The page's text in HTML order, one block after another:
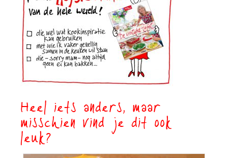
Heel iets anders, maar
misschien vind je dit ook
leuk?